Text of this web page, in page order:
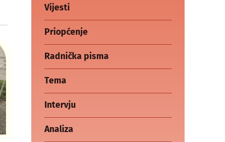
Vijesti
Priopćenje
Radnička pisma
Tema
Intervju
Analiza